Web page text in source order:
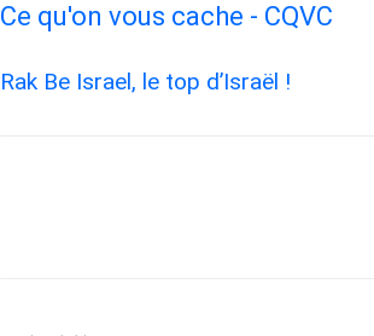
Ce qu'on vous cache - CQVC
Rak Be Israel, le top d’Israël !